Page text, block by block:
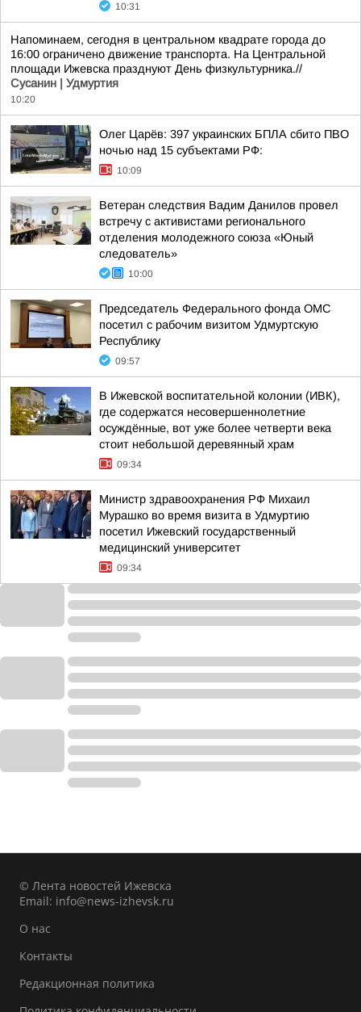
10:31
Напоминаем, сегодня в центральном квадрате города до
16:00 ограничено движение транспорта. На Центральной
площади Ижевска празднуют День физкультурника.//
Сусанин | Удмуртия
10:20
Олег Царёв: 397 украинских БПЛА сбито ПВО
ночью над 15 субъектами РФ:
10:09
Ветеран следствия Вадим Данилов провел
встречу с активистами регионального
отделения молодежного союза «Юный
следователь»
10:00
Председатель Федерального фонда ОМС
посетил с рабочим визитом Удмуртскую
Республику
09:57
В Ижевской воспитательной колонии (ИВК),
где содержатся несовершеннолетние
осуждённые, вот уже более четверти века
стоит небольшой деревянный храм
09:34
Министр здравоохранения РФ Михаил
Мурашко во время визита в Удмуртию
посетил Ижевский государственный
медицинский университет
09:34
© Лента новостей Ижевска
Email: info@news-izhevsk.ru
О нас
Контакты
Редакционная политика